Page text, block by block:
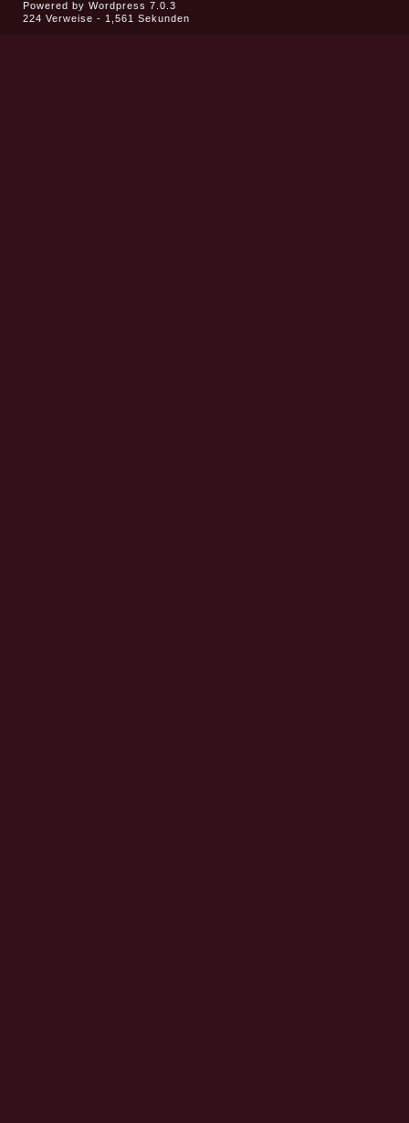
Powered by Wordpress 7.0.3
224 Verweise - 1,561 Sekunden